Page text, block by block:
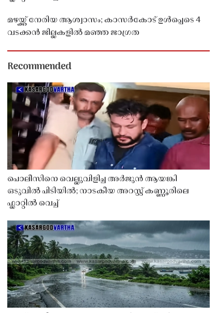
മഴയ്ക്ക് നേരിയ ആശ്വാസം; കാസർകോട് ഉൾപ്പെടെ 4
വടക്കൻ ജില്ലകളിൽ മഞ്ഞ ജാഗ്രത
Recommended
പൊലീസിനെ വെല്ലുവിളിച്ച അർജുൻ ആയങ്കി
ഒടുവിൽ പിടിയിൽ; നാടകീയ അറസ്റ്റ് കണ്ണൂരിലെ
ഫ്ലാറ്റിൽ വെച്ച്